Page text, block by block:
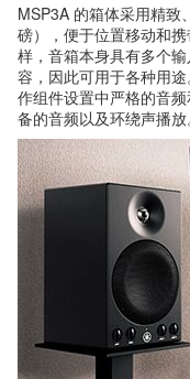
MSP3A 的箱体采用精致
磅），便于位置移动和
样，音箱本身具有多个
容，因此可用于各种用
作组件设置中严格的音
备的音频以及环绕声播放。